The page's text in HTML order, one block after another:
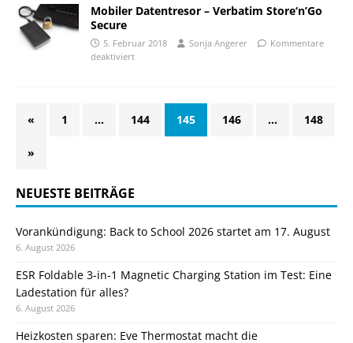
Mobiler Datentresor – Verbatim Store‘n’Go
Secure
5. Februar 2018 Sonja Angerer
Kommentare
deaktiviert
« 1 … 144 145 146 … 148
»
NEUESTE BEITRÄGE
Vorankündigung: Back to School 2026 startet am 17. August
6. August 2026
ESR Foldable 3-in-1 Magnetic Charging Station im Test: Eine
Ladestation für alles?
6. August 2026
Heizkosten sparen: Eve Thermostat macht die